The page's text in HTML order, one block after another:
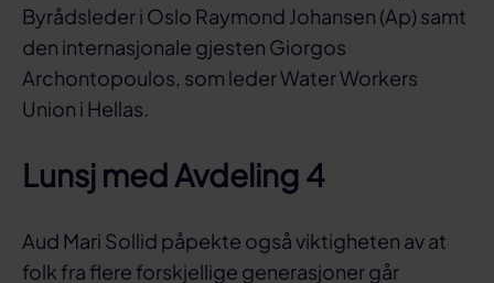
Byrådsleder i Oslo Raymond Johansen (Ap) samt
den internasjonale gjesten Giorgos
Archontopoulos, som leder Water Workers
Union i Hellas.
Lunsj med Avdeling 4
Aud Mari Sollid påpekte også viktigheten av at
folk fra flere forskjellige generasjoner går